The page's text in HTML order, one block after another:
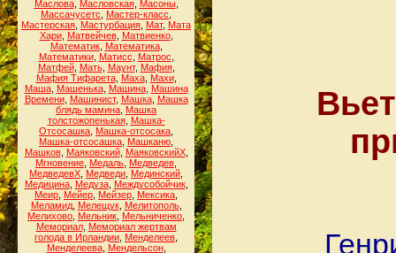
Маслова, Масловская, Масоны,
Массачусетс
Мастер-класс
Мастерская Мастурбация Мат, Мата
Хари, Матвейчев, Матвиенко,
Математик, Математика,
Математики, Матисс Матрос
Матфей, Мать, Маунт, Мафия,
Мафия Тифарета, Маха, Махи,
Маша, Машенька, Машина, Машина
Времени, Машинист, Машка, Машка
блядь мамина Машка
толстожопенькая, Машка-
Отсосашка Машка-отсосака
Машка-отсосашка Машканю
Машков, Маяковский, МаяковскийХ,
Мгновение Медаль Медведев
МедведевХ Медведи Мединский
Медицина, Медуза, Междусобойчик,
Меир Мейер Мейзер Мексика
Меламид, Мелещук, Мелитополь,
Мелихово Мельник Мельниченко
Мемориал, Мемориал жертвам
голода в Ирландии Менделеев
Менделеева, Мендельсон,